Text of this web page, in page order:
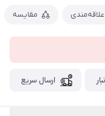
علاقه‌مندی مقایسه
ارسال سریع